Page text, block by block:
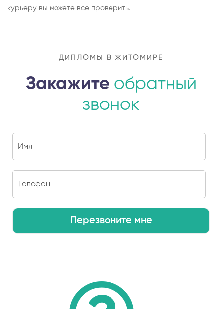
курьеру вы можете все проверить.
ДИПЛОМЫ В ЖИТОМИРЕ
Закажите обратный
звонок
Перезвоните мне